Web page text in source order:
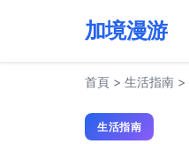
加境漫游
首頁 > 生活指南 >
生活指南